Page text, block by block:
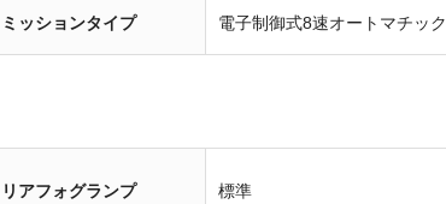
ミッションタイプ 電子制御式8速オートマチック
リアフォグランプ 標準